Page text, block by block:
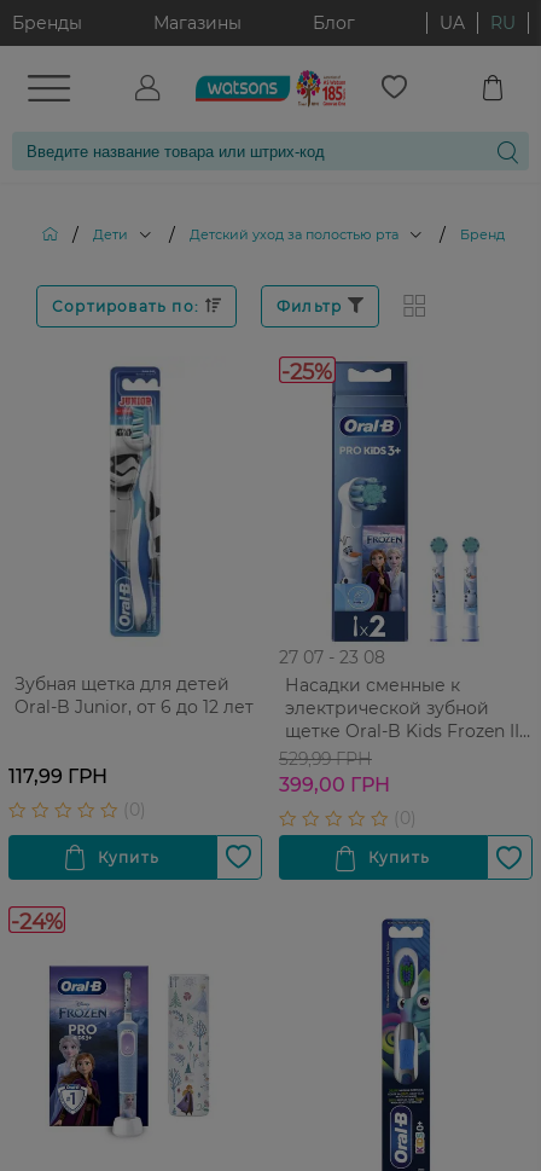
Бренды Магазины Блог UA RU
/ Дети / Детский уход за полостью рта / Бренд:
Сортировать по: Фильтр
Зубная щетка для детей
Oral-B Junior, от 6 до 12 лет
117,99 ГРН
-25%
27 07 - 23 08
Насадки сменные к
электрической зубной
щетке Oral-B Kids Frozen II
3+, 2 шт
529,99 ГРН
399,00 ГРН
-24%